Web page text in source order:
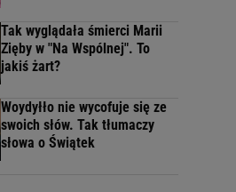
Tak wyglądała śmierci Marii
Zięby w "Na Wspólnej". To
jakiś żart?
Woydyłło nie wycofuje się ze
swoich słów. Tak tłumaczy
słowa o Świątek